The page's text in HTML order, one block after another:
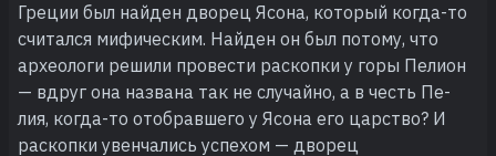
Греции был найден дворец Ясона, который когда-то
считался мифическим. Найден он был потому, что
археологи решили провести раскопки у горы Пелион
— вдруг она названа так не случайно, а в честь Пе-
лия, когда-то отобравшего у Ясона его царство? И
раскопки увенчались успехом — дворец